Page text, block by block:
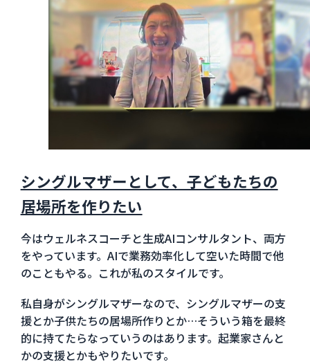
シングルマザーとして、子どもたちの
居場所を作りたい
今はウェルネスコーチと生成AIコンサルタント、両方
をやっています。AIで業務効率化して空いた時間で他
のこともやる。これが私のスタイルです。
私自身がシングルマザーなので、シングルマザーの支
援とか子供たちの居場所作りとか…そういう箱を最終
的に持てたらなっていうのはあります。起業家さんと
かの支援とかもやりたいです。